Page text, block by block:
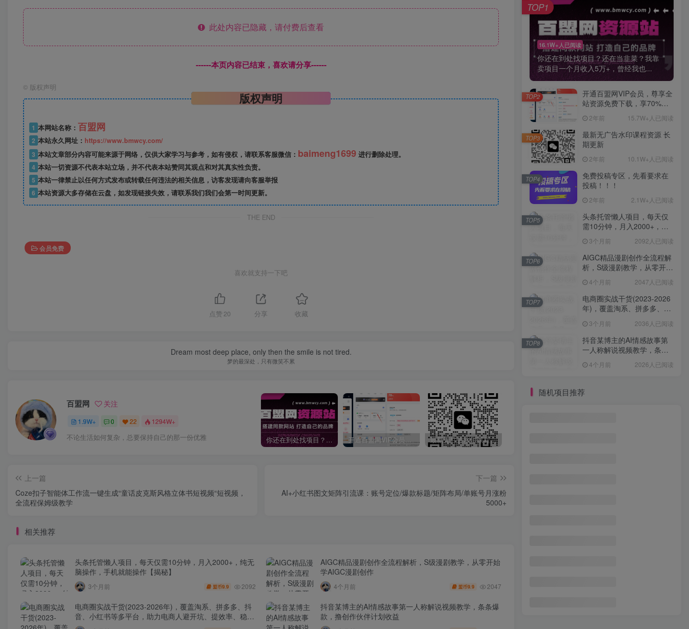
此处内容已隐藏，请付费后查看
------本页内容已结束，喜欢请分享------
© 版权声明
版权声明
1 本网站名称： 百盟网
2 本站永久网址： https://www.bmwcy.com/
3 本站文章部分内容可能来源于网络，仅供大家学习与参考，如有侵权，请联系客服微信： baimeng1699 进行删除处理。
4 本站一切资源不代表本站立场，并不代表本站赞同其观点和对其真实性负责。
5 本站一律禁止以任何方式发布或转载任何违法的相关信息，访客发现请向客服举报
6 本站资源大多存储在云盘，如发现链接失效，请联系我们我们会第一时间更新。
THE END
会员免费
喜欢就支持一下吧
点赞 20 分享 收藏
Dream most deep place, only then the smile is not tired.
梦的最深处，只有微笑不累
百盟网 关注
1.9W+ 0 22 1294W+
不论生活如何复杂，总要保持自己的那一份优雅 你还在到处找项目？还在当韭菜？我靠卖项目一个月收入5万+，曾经我也是个失败者。 最新无广告水印课程资源 长期更新
上一篇
Coze扣子智能体工作流一键生成“童话皮克斯风格立体书短视频“短视频，
全流程保姆级教学
下一篇
AI+小红书图文矩阵引流课：账号定位/爆款标题/矩阵布局/单账号月涨粉
5000+
相关推荐
头条托管懒人项目，每天仅需10分钟，月入2000+，纯无
脑操作，手机就能操作【揭秘】
3个月前 盟币9.9 2092
AIGC精品漫剧创作全流程解析，S级漫剧教学，从零开始
学AIGC漫剧创作
4个月前 盟币9.9 2047
电商圈实战干货(2023-2026年)，覆盖淘系、拼多多、抖
音、小红书等多平台，助力电商人避开坑、提效率、稳盈
利(更新4月)
抖音某博主的AI情感故事第一人称解说视频教学，条条爆
款，撸创作伙伴计划收益
16.1W+人已阅读
你还在到处找项目？还在当韭菜？我靠
卖项目一个月收入5万+，曾经我也...
TOP1
开通百盟网VIP会员，尊享全
站资源免费下载，享70%的
惠】2年前 15.7W+人已阅读
TOP2
最新无广告水印课程资源 长
期更新
2年前 10.1W+人已阅读
TOP3
免费投稿专区，先看要求在
投稿！！！
2年前 2.1W+人已阅读
TOP4
头条托管懒人项目，每天仅
需10分钟，月入2000+，纯
【揭秘】
3个月前 2092人已阅读
TOP5
AIGC精品漫剧创作全流程解
析，S级漫剧教学，从零开始
4个月前 2047人已阅读
TOP6
电商圈实战干货(2023-2026
年)，覆盖淘系、拼多多、抖
电商人避开坑、提效率、稳
盈利(更新4月)
3个月前 2036人已阅读
TOP7
抖音某博主的AI情感故事第
一人称解说视频教学，条条
4个月前 2026人已阅读
TOP8
随机项目推荐